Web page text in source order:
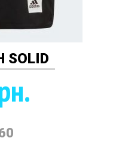
SOLID